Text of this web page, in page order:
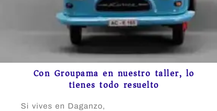
Con Groupama en nuestro taller, lo
tienes todo resuelto
Si vives en Daganzo,